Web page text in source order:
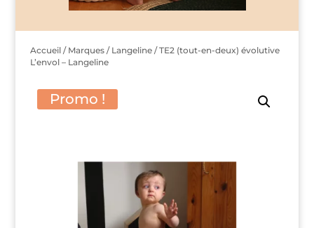
Accueil/ Marques/ Langeline/ TE2 (tout-en-deux) évolutive
L’envol – Langeline
Promo !